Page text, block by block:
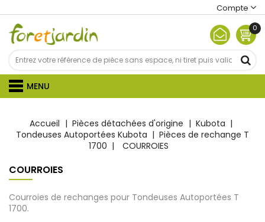
Compte
0
MENU
Accueil Pièces détachées d'origine
Kubota
Tondeuses Autoportées Kubota
Pièces de rechange T
1700
COURROIES
COURROIES
Courroies de rechanges pour Tondeuses Autoportées T
1700.